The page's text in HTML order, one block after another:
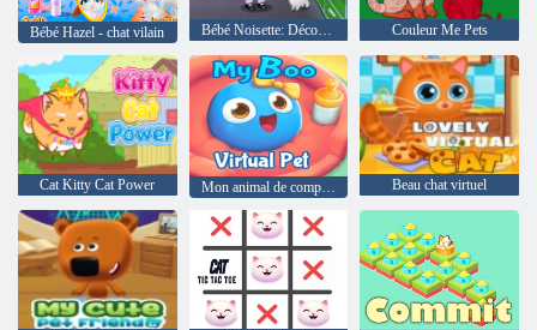
Bébé Hazel - chat vilain Bébé Noisette: Découvrez les animaux Couleur Me Pets
Cat Kitty Cat Power Mon animal de compagnie virtuel boo Beau chat virtuel